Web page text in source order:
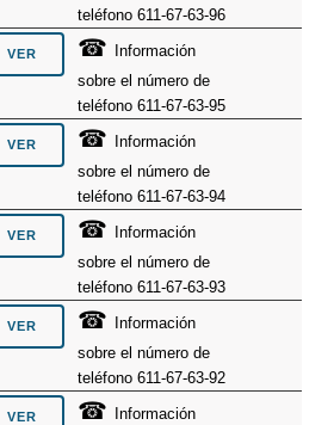
teléfono 611-67-63-96
☎ Información
sobre el número de
teléfono 611-67-63-95
☎ Información
sobre el número de
teléfono 611-67-63-94
☎ Información
sobre el número de
teléfono 611-67-63-93
☎ Información
sobre el número de
teléfono 611-67-63-92
☎ Información